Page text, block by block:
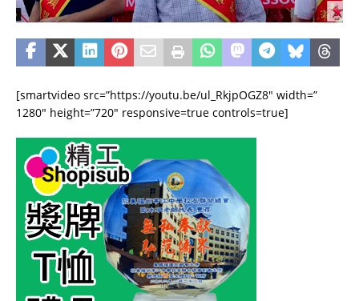
[smartvideo src=”https://youtu.be/ul_RkjpOGZ8″ width=”
1280″ height=”720″ responsive=true controls=true]